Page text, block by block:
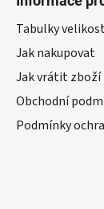
Tabulky
Jak nakupovat
Jak vrátit zboží
Obchodní
Podmínky